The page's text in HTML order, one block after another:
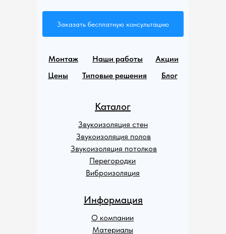
Заказать бесплатную консультацию
Каталог
Звукоизоляция стен
Звукоизоляция полов
Звукоизоляция потолков
Перегородки
Виброизоляция
Информация
О компании
Материалы
Монтаж Наши работы
Акции
Цены
Типовые решения Блог